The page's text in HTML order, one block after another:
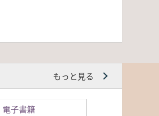
もっと見る
電子書籍